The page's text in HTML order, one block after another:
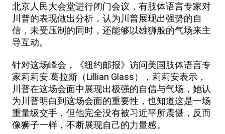
北京人民大会堂进行闭门会议，有肢体语言专家对
川普的表现做出分析，认为川普展现出强势的自
信，未受压制的同时，还能够以雄狮般的气场来主
导互动。
针对这场峰会，《纽约邮报》访问美国肢体语言专
家莉莉安.葛拉斯（Lillian Glass），莉莉安表示，
川普在这场会面中展现出极强的自信与气场，她认
为川普明白到这场会面的重要性，也知道这是一场
重量级交手，但他完全没有被习近平所震慑，反而
像狮子一样，不断展现自己的力量感。